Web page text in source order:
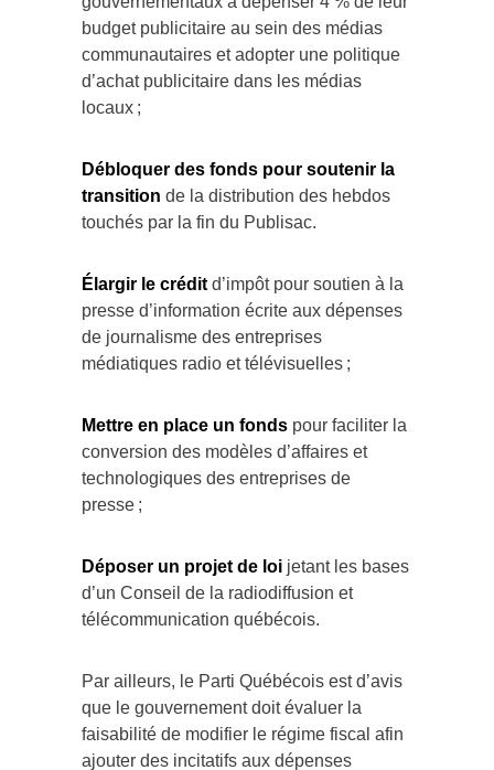
budget publicitaire au sein des médias
communautaires et adopter une politique
d’achat publicitaire dans les médias
locaux ;
Débloquer des fonds pour soutenir la
transition de la distribution des hebdos
touchés par la fin du Publisac.
Élargir le crédit d’impôt pour soutien à la
presse d’information écrite aux dépenses
de journalisme des entreprises
médiatiques radio et télévisuelles ;
Mettre en place un fonds pour faciliter la
conversion des modèles d’affaires et
technologiques des entreprises de
presse ;
Déposer un projet de loi jetant les bases
d’un Conseil de la radiodiffusion et
télécommunication québécois.
Par ailleurs, le Parti Québécois est d’avis
que le gouvernement doit évaluer la
faisabilité de modifier le régime fiscal afin
ajouter des incitatifs aux dépenses